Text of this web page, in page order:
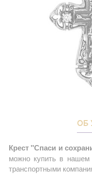
ОБ
Крест "Спаси и
можно купить в нашем
транспортными